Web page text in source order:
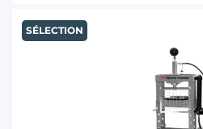
SÉLECTION